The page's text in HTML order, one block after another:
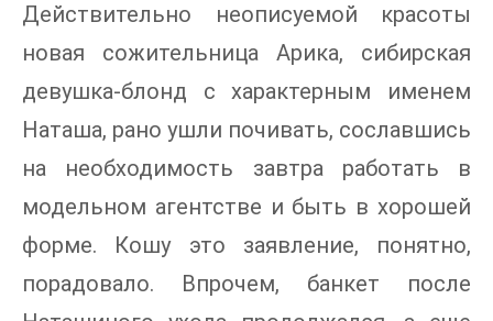
Действительно неописуемой красоты
новая сожительница Арика, сибирская
девушка-блонд с характерным именем
Наташа, рано ушли почивать, сославшись
на необходимость завтра работать в
модельном агентстве и быть в хорошей
форме. Кошу это заявление, понятно,
порадовало. Впрочем, банкет после